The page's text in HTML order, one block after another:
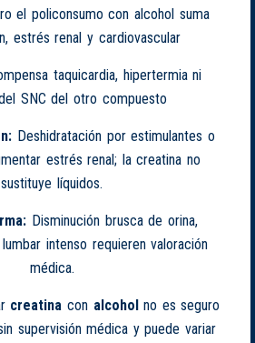
el policonsumo con alcohol suma
estrés renal y cardiovascular
taquicardia, hipertermia ni
SNC del otro compuesto
Deshidratación por estimulantes o
estrés renal; la creatina no
sustituye líquidos.
Disminución brusca de orina,
intenso requieren valoración
médica.
creatina con alcoholno es seguro
supervisión médica y puede variar